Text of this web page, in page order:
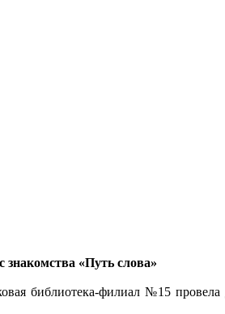
знакомства «Путь слова»
библиотека-филиал №15